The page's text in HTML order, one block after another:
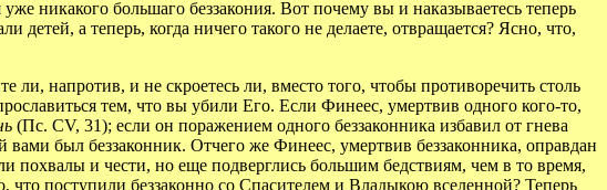
никакого большаго беззакония. Вот почему вы и наказываетесь теперь
а теперь, когда ничего такого не делаете, отвращается? Ясно, что,
напротив, и не скроетесь ли, вместо того, чтобы противоречить столь
тем, что вы убили Его. Если Финеес, умертвив одного кого-то,
(Пс. CV, 31); если он поражением одного беззаконника избавил от гнева
был беззаконник. Отчего же Финеес, умертвив беззаконника, оправдан
похвалы и чести, но еще подверглись большим бедствиям, чем в то время,
что поступили беззаконно со Спасителем и Владыкою вселенной? Теперь